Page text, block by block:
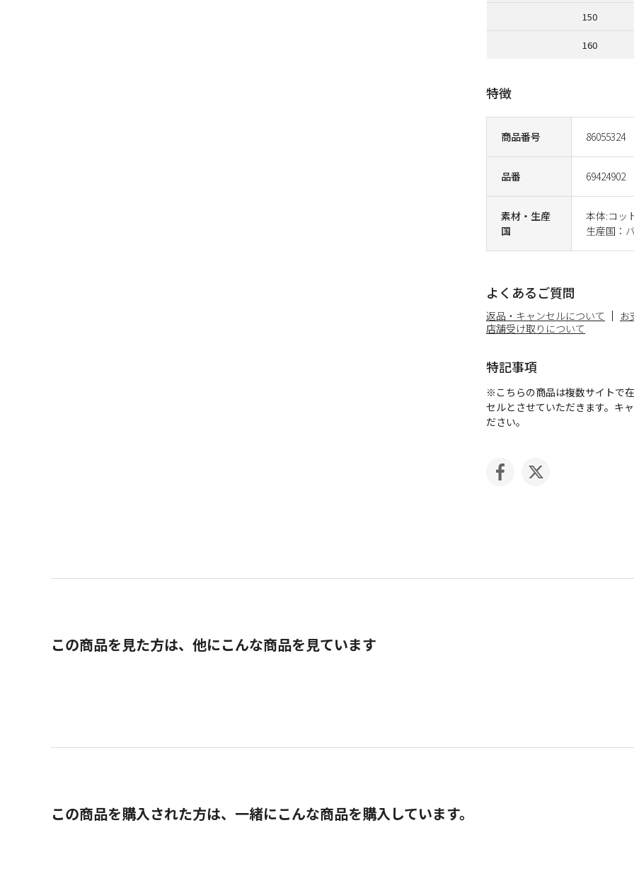
商品番号 86055324
品番 69424902
素材・生産
国
本体:コッ
生産国：
特徴
よくあるご質問
返品・キャンセルについて お
店舗受け取りについて
特記事項
※こちらの商品は複数サイトで
セルとさせていただきます。キ
ださい。
150
160
この商品を見た方は、他にこんな商品を見ています
この商品を購入された方は、一緒にこんな商品を購入しています。